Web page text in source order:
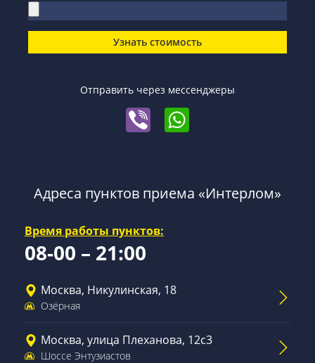
Узнать стоимость
Отправить через мессенджеры
Адреса пунктов приема «Интерлом»
Время работы пунктов:
08-00 – 21:00
Москва, Никулинская, 18
Озёрная
Москва, улица Плеханова, 12с3
Шоссе Энтузиастов